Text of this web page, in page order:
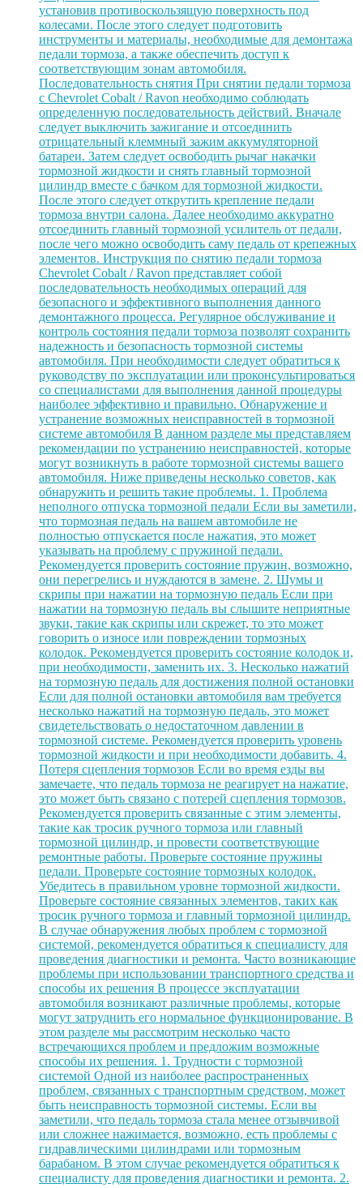
установив противоскользящую поверхность под
колесами. После этого следует подготовить
инструменты и материалы, необходимые для демонтажа
педали тормоза, а также обеспечить доступ к
соответствующим зонам автомобиля.
Последовательность снятия При снятии педали тормоза
с Chevrolet Cobalt / Ravon необходимо соблюдать
определенную последовательность действий. Вначале
следует выключить зажигание и отсоединить
отрицательный клеммный зажим аккумуляторной
батареи. Затем следует освободить рычаг накачки
тормозной жидкости и снять главный тормозной
цилиндр вместе с бачком для тормозной жидкости.
После этого следует открутить крепление педали
тормоза внутри салона. Далее необходимо аккуратно
отсоединить главный тормозной усилитель от педали,
после чего можно освободить саму педаль от крепежных
элементов. Инструкция по снятию педали тормоза
Chevrolet Cobalt / Ravon представляет собой
последовательность необходимых операций для
безопасного и эффективного выполнения данного
демонтажного процесса. Регулярное обслуживание и
контроль состояния педали тормоза позволят сохранить
надежность и безопасность тормозной системы
автомобиля. При необходимости следует обратиться к
руководству по эксплуатации или проконсультироваться
со специалистами для выполнения данной процедуры
наиболее эффективно и правильно. Обнаружение и
устранение возможных неисправностей в тормозной
системе автомобиля В данном разделе мы представляем
рекомендации по устранению неисправностей, которые
могут возникнуть в работе тормозной системы вашего
автомобиля. Ниже приведены несколько советов, как
обнаружить и решить такие проблемы. 1. Проблема
неполного отпуска тормозной педали Если вы заметили,
что тормозная педаль на вашем автомобиле не
полностью отпускается после нажатия, это может
указывать на проблему с пружиной педали.
Рекомендуется проверить состояние пружин, возможно,
они перегрелись и нуждаются в замене. 2. Шумы и
скрипы при нажатии на тормозную педаль Если при
нажатии на тормозную педаль вы слышите неприятные
звуки, такие как скрипы или скрежет, то это может
говорить о износе или повреждении тормозных
колодок. Рекомендуется проверить состояние колодок и,
при необходимости, заменить их. 3. Несколько нажатий
на тормозную педаль для достижения полной остановки
Если для полной остановки автомобиля вам требуется
несколько нажатий на тормозную педаль, это может
свидетельствовать о недостаточном давлении в
тормозной системе. Рекомендуется проверить уровень
тормозной жидкости и при необходимости добавить. 4.
Потеря сцепления тормозов Если во время езды вы
замечаете, что педаль тормоза не реагирует на нажатие,
это может быть связано с потерей сцепления тормозов.
Рекомендуется проверить связанные с этим элементы,
такие как тросик ручного тормоза или главный
тормозной цилиндр, и провести соответствующие
ремонтные работы. Проверьте состояние пружины
педали. Проверьте состояние тормозных колодок.
Убедитесь в правильном уровне тормозной жидкости.
Проверьте состояние связанных элементов, таких как
тросик ручного тормоза и главный тормозной цилиндр.
В случае обнаружения любых проблем с тормозной
системой, рекомендуется обратиться к специалисту для
проведения диагностики и ремонта. Часто возникающие
проблемы при использовании транспортного средства и
способы их решения В процессе эксплуатации
автомобиля возникают различные проблемы, которые
могут затруднить его нормальное функционирование. В
этом разделе мы рассмотрим несколько часто
встречающихся проблем и предложим возможные
способы их решения. 1. Трудности с тормозной
системой Одной из наиболее распространенных
проблем, связанных с транспортным средством, может
быть неисправность тормозной системы. Если вы
заметили, что педаль тормоза стала менее отзывчивой
или сложнее нажимается, возможно, есть проблемы с
гидравлическими цилиндрами или тормозным
барабаном. В этом случае рекомендуется обратиться к
специалисту для проведения диагностики и ремонта. 2.